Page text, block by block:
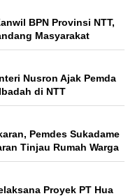
BPN Provinsi NTT,
Masyarakat
Nusron Ajak Pemda
di NTT
Pemdes Sukadame
Tinjau Rumah Warga
Proyek PT Hua